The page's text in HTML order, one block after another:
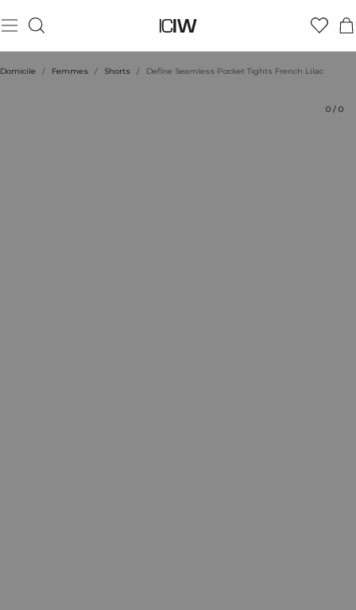
Domicile / Femmes / Shorts / Define Seamless Pocket Tights French Lilac
0 / 0